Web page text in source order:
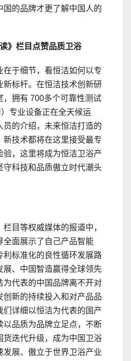
国的品牌才更了解中国人的
》栏目点赞品质卫浴
在于细节，看恒洁如何以专
新标杆。在恒洁技术创新研
，拥有 700多个可靠性测试
专业设备正在全天候运
员的介绍，未来恒洁打造的
新技术都将在这里接受最专
验，这里将成为恒洁卫浴产
守科技和品质傲立时代潮头
目等权威媒体的报道中，
全面展示了自己产品智能
利标准化的良性循环发展路
展、中国智造赢得全球领先
为代表的中国品牌离不开对
创新的持续投入和对产品品
们详细以恒洁为代表的国产
以品质为品牌立足点，不断
货迭代升级，成为中国卫浴
发展、傲立于世界卫浴产业